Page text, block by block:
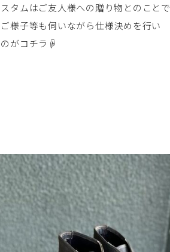
タムはご友人様への贈り物とのことで
様子等も伺いながら仕様決めを行い
がコチラ☟